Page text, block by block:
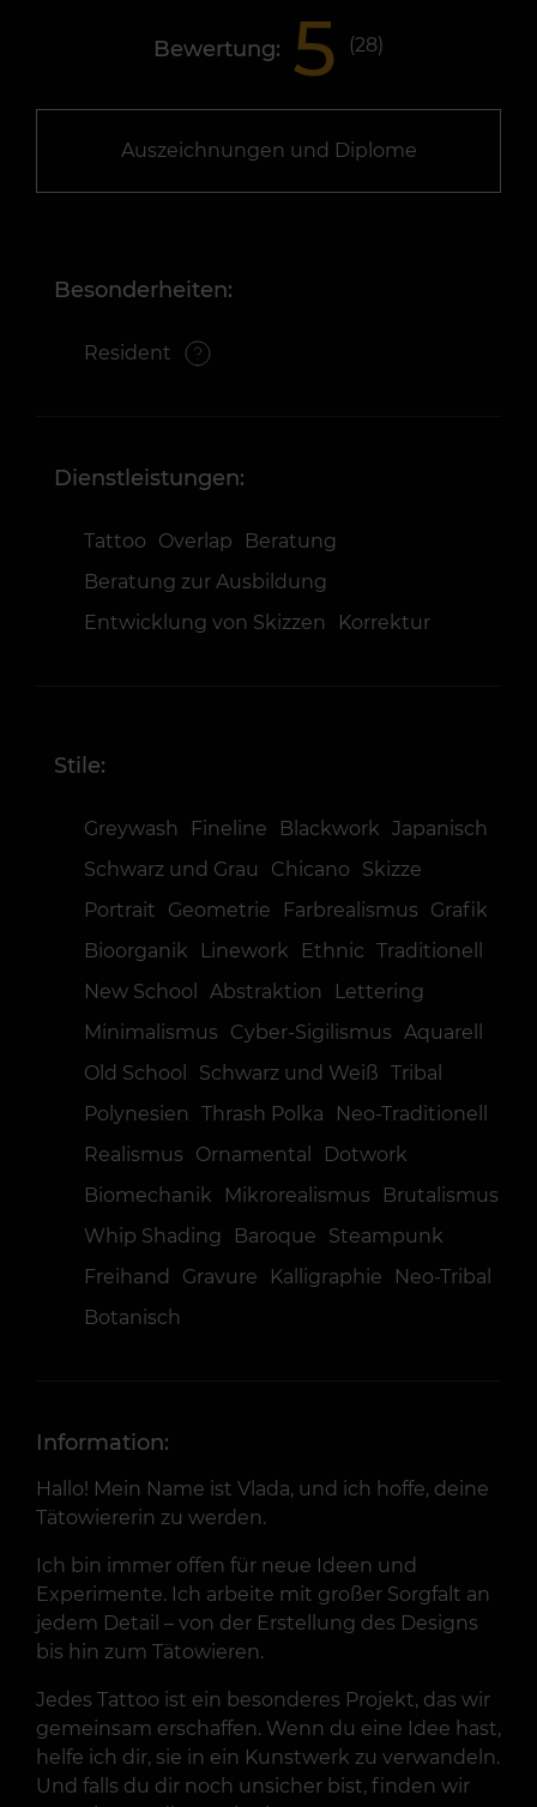
Bewertung: 5 (28)
Auszeichnungen und Diplome
Besonderheiten:
Resident
Dienstleistungen:
Tattoo Overlap
Beratung
Beratung zur Ausbildung
Entwicklung von Skizzen
Korrektur
Stile:
Greywash Fineline Blackwork Japanisch
Schwarz und Grau
Chicano
Skizze
Portrait
Geometrie Farbrealismus
Grafik
Bioorganik
Linework Ethnic Traditionell
New School
Abstraktion
Lettering
Minimalismus
Cyber-Sigilismus Aquarell
Old School
Schwarz und Weiß Tribal
Polynesien
Thrash Polka
Neo-Traditionell
Realismus
Ornamental
Dotwork
Biomechanik
Mikrorealismus
Brutalismus
Whip Shading
Baroque
Steampunk
Freihand
Gravure Kalligraphie
Neo-Tribal
Botanisch
Information:
Hallo! Mein Name ist Vlada, und ich hoffe, deine
Tätowiererin zu werden.
Ich bin immer offen für neue Ideen und
Experimente. Ich arbeite mit großer Sorgfalt an
jedem Detail – von der Erstellung des Designs
bis hin zum Tätowieren.
Jedes Tattoo ist ein besonderes Projekt, das wir
gemeinsam erschaffen. Wenn du eine Idee hast,
helfe ich dir, sie in ein Kunstwerk zu verwandeln.
Und falls du dir noch unsicher bist, finden wir